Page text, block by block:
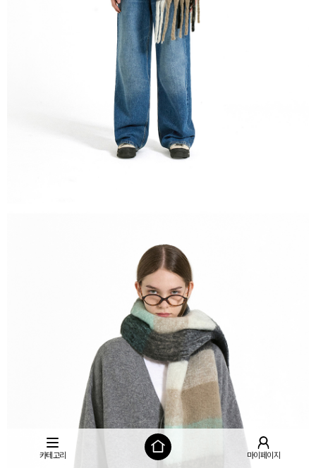
카테고리 마이페이지